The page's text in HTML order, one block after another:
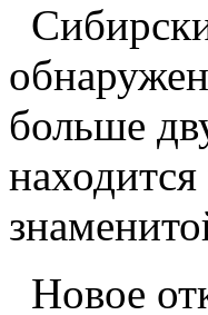
больше
Новое